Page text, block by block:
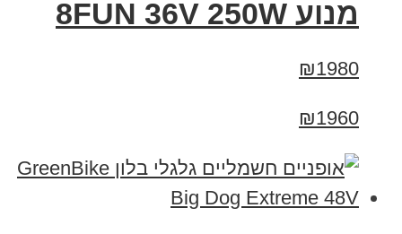
מנוע 8FUN 36V 250W
₪1980
₪1960